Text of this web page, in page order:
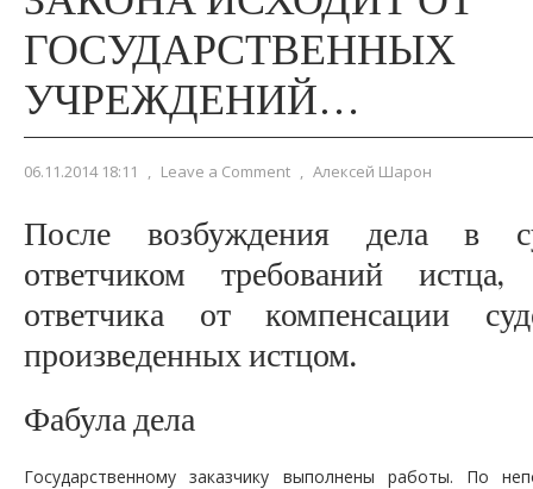
ГОСУДАРСТВЕННЫХ
УЧРЕЖДЕНИЙ…
06.11.2014 18:11 , Leave a Comment , Алексей Шарон
После возбуждения дела в
ответчиком требований
ответчика от компенсации
произведенных истцом.
Фабула дела
Государственному заказчику выполнены работы. По